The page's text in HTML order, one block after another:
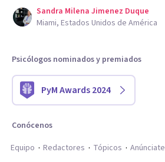
Sandra Milena Jimenez Duque
Miami, Estados Unidos de América
Psicólogos nominados y premiados
PyM Awards 2024
Conócenos
Equipo
Redactores Tópicos Anúnciate